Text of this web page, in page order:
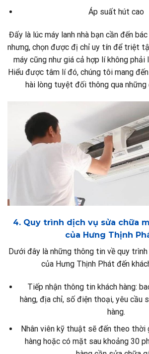
Áp suất hút cao
Đấy là lúc máy lanh nhà bạn cần đến
nhưng, chọn được đị chỉ uy tín để triệt
máy cũng như giá cả hợp lí không phải
Hiểu được tâm lí đó, chúng tôi mang
hài lòng tuyệt đối thông qua những
4. Quy trình dịch vụ sửa chữa
của Hưng Thịnh
Dưới đây là những thông tin về quy
của Hưng Thịnh Phát đến
Tiếp nhận thông tin khách hàng:
hàng, địa chỉ, số điện thoại, yêu cầu
hàng.
Nhân viên kỹ thuật sẽ đến theo thời
hàng hoặc có mặt sau khoảng 30